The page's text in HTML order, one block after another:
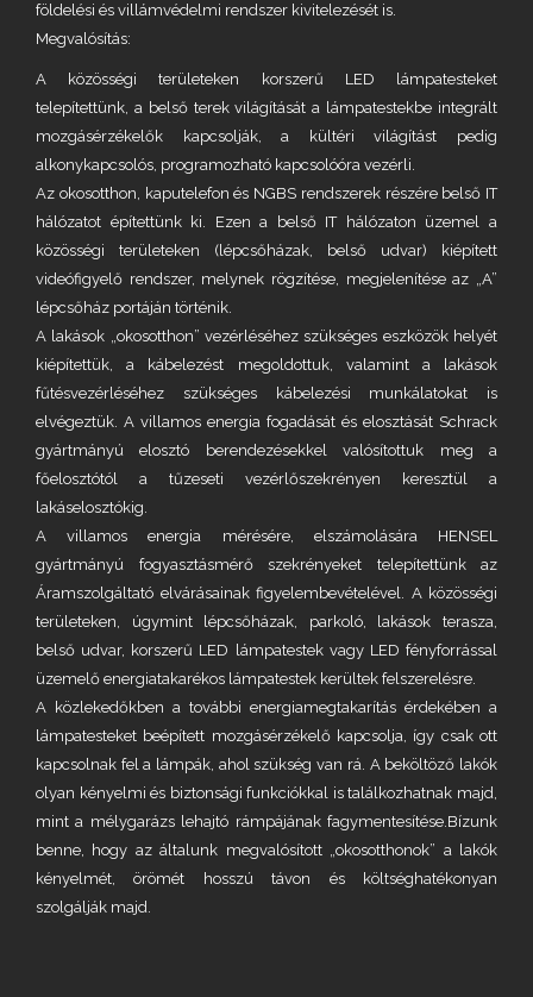
földelési és villámvédelmi rendszer kivitelezését is.
Megvalósítás:
A közösségi területeken korszerű LED lámpatesteket
telepítettünk, a belső terek világítását a lámpatestekbe integrált
mozgásérzékelők kapcsolják, a kültéri világítást pedig
alkonykapcsolós, programozható kapcsolóóra vezérli.
Az okosotthon, kaputelefon és NGBS rendszerek részére belső IT
hálózatot építettünk ki. Ezen a belső IT hálózaton üzemel a
közösségi területeken (lépcsőházak, belső udvar) kiépített
videófigyelő rendszer, melynek rögzítése, megjelenítése az „A”
lépcsőház portáján történik.
A lakások „okosotthon” vezérléséhez szükséges eszközök helyét
kiépítettük, a kábelezést megoldottuk, valamint a lakások
fűtésvezérléséhez szükséges kábelezési munkálatokat is
elvégeztük. A villamos energia fogadását és elosztását Schrack
gyártmányú elosztó berendezésekkel valósítottuk meg a
főelosztótól a tűzeseti vezérlőszekrényen keresztül a
lakáselosztókig.
A villamos energia mérésére, elszámolására HENSEL
gyártmányú fogyasztásmérő szekrényeket telepítettünk az
Áramszolgáltató elvárásainak figyelembevételével. A közösségi
területeken, úgymint lépcsőházak, parkoló, lakások terasza,
belső udvar, korszerű LED lámpatestek vagy LED fényforrással
üzemelő energiatakarékos lámpatestek kerültek felszerelésre.
A közlekedőkben a további energiamegtakarítás érdekében a
lámpatesteket beépített mozgásérzékelő kapcsolja, így csak ott
kapcsolnak fel a lámpák, ahol szükség van rá. A beköltöző lakók
olyan kényelmi és biztonsági funkciókkal is találkozhatnak majd,
mint a mélygarázs lehajtó rámpájának fagymentesítése.Bízunk
benne, hogy az általunk megvalósított „okosotthonok” a lakók
kényelmét, örömét hosszú távon és költséghatékonyan
szolgálják majd.